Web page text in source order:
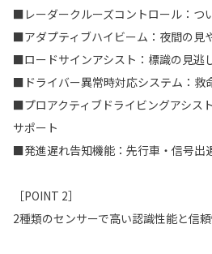
■レーダークルーズコントロール：つ
■アダプティブハイビーム：夜間の見
■ロードサインアシスト：標識の見逃
■ドライバー異常時対応システム：救
■プロアクティブドライビングアシス
サポート
■発進遅れ告知機能：先行車・信号出
［POINT 2］
2種類のセンサーで高い認識性能と信頼